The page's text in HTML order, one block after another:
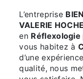
L’entreprise
VALERIE
en
vous habitez à
d’une
qualité, nous